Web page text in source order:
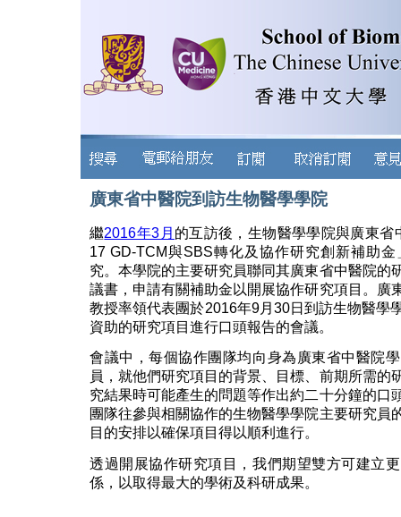
廣東省中醫院到訪生物醫學學院
繼2016年3月 的互訪後，生物醫學學院與廣東省
17 GD-TCM與SBS轉化及協作研究創新補助
究。本學院的主要研究員聯同其廣東省中醫院的
議書，申請有關補助金以開展協作研究項目。廣
教授率領代表團於2016年9月30日到訪生物醫學
資助的研究項目進行口頭報告的會議。
會議中，每個協作團隊均向身為廣東省中醫院
員，就他們研究項目的背景、目標、前期所需的
究結果時可能產生的問題等作出約二十分鐘的口
團隊往參與相關協作的生物醫學學院主要研究員
目的安排以確保項目得以順利進行。
透過開展協作研究項目，我們期望雙方可建立
係，以取得最大的學術及科研成果。